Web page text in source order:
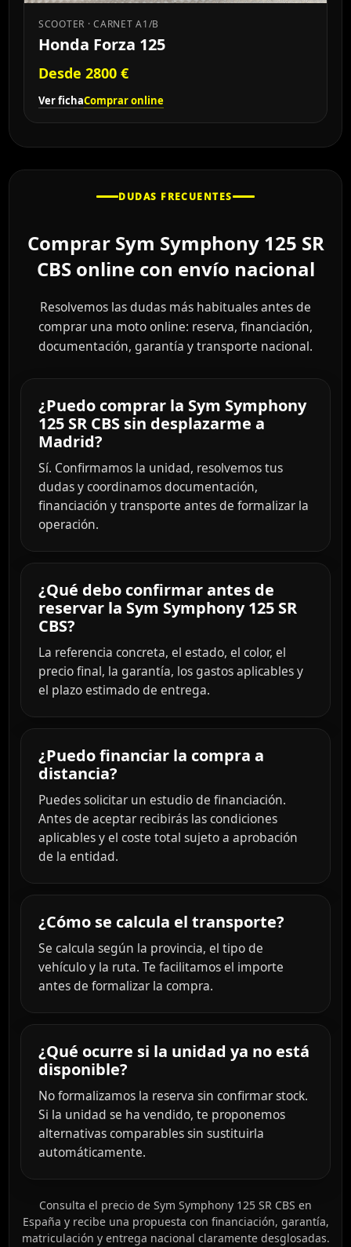
SCOOTER · CARNET A1/B
Honda Forza 125
Desde 2800 €
Ver fichaComprar online
DUDAS FRECUENTES
Comprar Sym Symphony 125 SR
CBS online con envío nacional
Resolvemos las dudas más habituales antes de
comprar una moto online: reserva, financiación,
documentación, garantía y transporte nacional.
¿Puedo comprar la Sym Symphony
125 SR CBS sin desplazarme a
Madrid?
Sí. Confirmamos la unidad, resolvemos tus
dudas y coordinamos documentación,
financiación y transporte antes de formalizar la
operación.
¿Qué debo confirmar antes de
reservar la Sym Symphony 125 SR
CBS?
La referencia concreta, el estado, el color, el
precio final, la garantía, los gastos aplicables y
el plazo estimado de entrega.
¿Puedo financiar la compra a
distancia?
Puedes solicitar un estudio de financiación.
Antes de aceptar recibirás las condiciones
aplicables y el coste total sujeto a aprobación
de la entidad.
¿Cómo se calcula el transporte?
Se calcula según la provincia, el tipo de
vehículo y la ruta. Te facilitamos el importe
antes de formalizar la compra.
¿Qué ocurre si la unidad ya no está
disponible?
No formalizamos la reserva sin confirmar stock.
Si la unidad se ha vendido, te proponemos
alternativas comparables sin sustituirla
automáticamente.
Consulta el precio de Sym Symphony 125 SR CBS en
España y recibe una propuesta con financiación, garantía,
matriculación y entrega nacional claramente desglosadas.